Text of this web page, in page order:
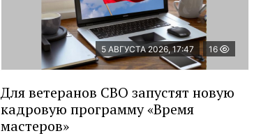
5 АВГУСТА 2026, 17:47 16
Для ветеранов СВО запустят новую
кадровую программу «Время
мастеров»